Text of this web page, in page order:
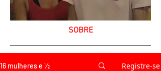
SOBRE
16 mulheres e ½ Registre-se